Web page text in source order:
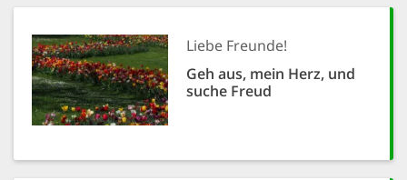
Liebe Freunde!
Geh aus, mein Herz, und
suche Freud